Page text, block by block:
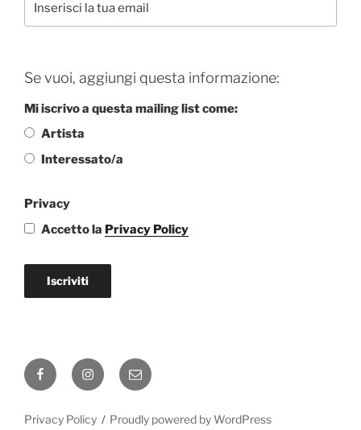
Se vuoi, aggiungi questa informazione:
Mi iscrivo a questa mailing list come:
Artista
Interessato/a
Privacy
Accetto la Privacy Policy
Iscriviti
FacebookInstagramEmail
Privacy Policy Proudly powered by WordPress